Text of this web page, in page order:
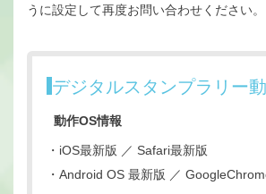
うに設定して再度お問い合わせください。
デジタルスタンプラリー
動作OS情報
iOS最新版 ／ Safari最新版
Android OS 最新版 ／